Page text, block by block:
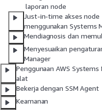
laporan node
Just-in-time akses node
menggunakan Systems
Mendiagnosis dan
Menyesuaikan
Manager
Penggunaan AWS Systems
alat
Bekerja dengan SSM Agent
Keamanan